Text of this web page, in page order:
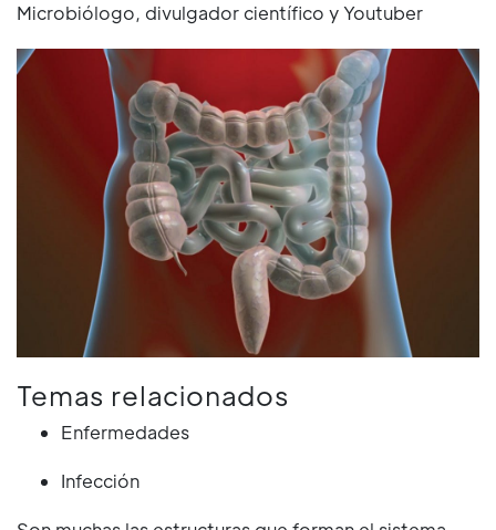
Microbiólogo, divulgador científico y Youtuber
Temas relacionados
Enfermedades
Infección